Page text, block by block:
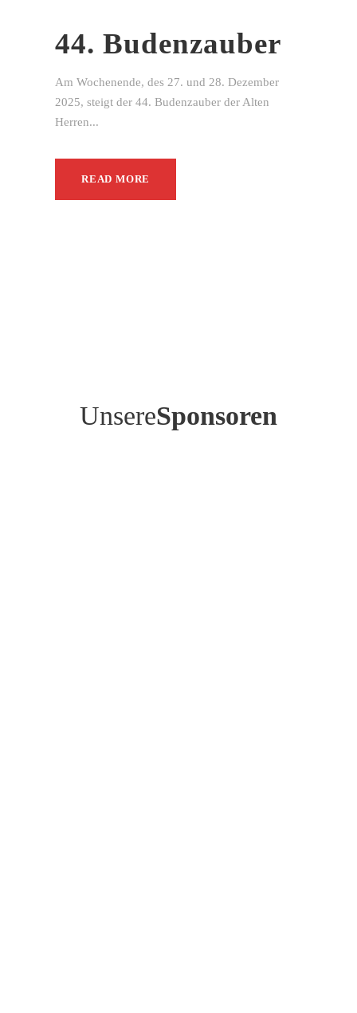
44. Budenzauber
Am Wochenende, des 27. und 28. Dezember
2025, steigt der 44. Budenzauber der Alten
Herren...
READ MORE
UnsereSponsoren